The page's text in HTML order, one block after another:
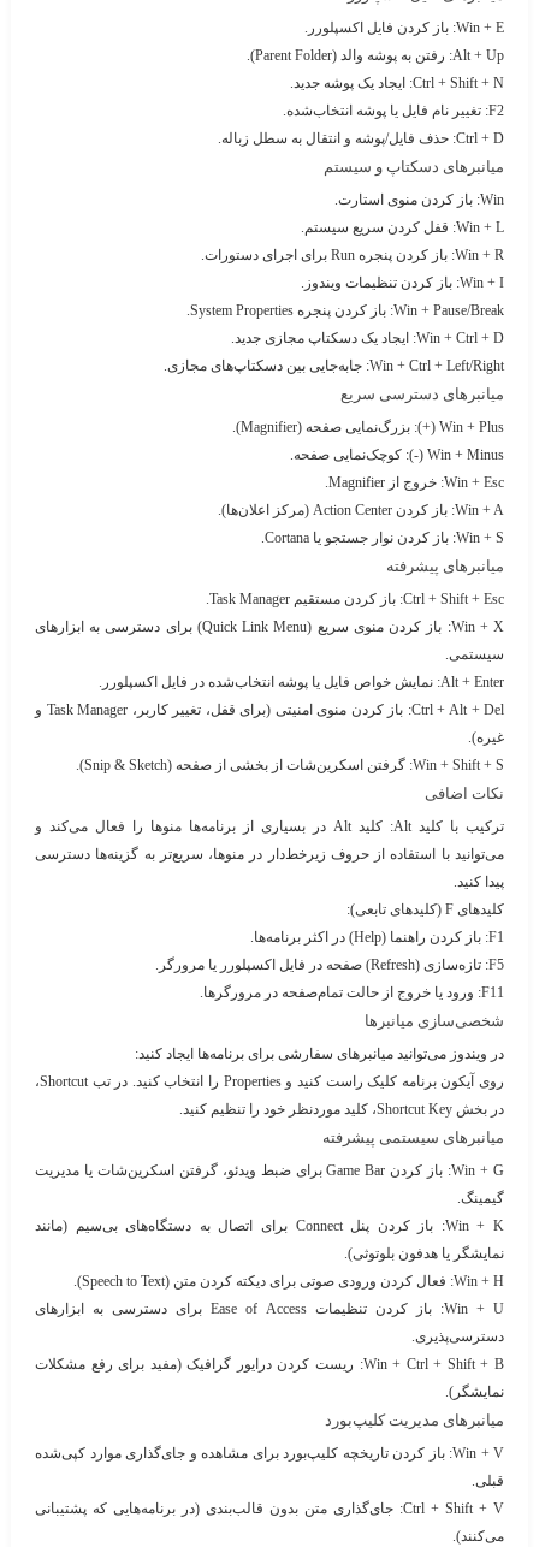
Win + E: باز کردن فایل اکسپلورر.
Alt + Up: رفتن به پوشه والد (Parent Folder).
Ctrl + Shift + N: ایجاد یک پوشه جدید.
F2: تغییر نام فایل یا پوشه انتخاب‌شده.
Ctrl + D: حذف فایل/پوشه و انتقال به سطل زباله.
میانبرهای دسکتاپ و سیستم
Win: باز کردن منوی استارت.
Win + L: قفل کردن سریع سیستم.
Win + R: باز کردن پنجره Run برای اجرای دستورات.
Win + I: باز کردن تنظیمات ویندوز.
Win + Pause/Break: باز کردن پنجره System Properties.
Win + Ctrl + D: ایجاد یک دسکتاپ مجازی جدید.
Win + Ctrl + Left/Right: جابه‌جایی بین دسکتاپ‌های مجازی.
میانبرهای دسترسی سریع
Win + Plus (+)
: بزرگ‌نمایی صفحه (Magnifier).
Win + Minus (-)
: کوچک‌نمایی صفحه.
Win + Esc: خروج از Magnifier.
Win + A: باز کردن Action Center (مرکز اعلان‌ها).
Win + S: باز کردن نوار جستجو یا Cortana.
میانبرهای پیشرفته
Ctrl + Shift + Esc: باز کردن مستقیم Task Manager.
Win + X
: باز کردن منوی سریع (Quick Link Menu) برای دسترسی به ابزارهای
سیستمی.
Alt + Enter: نمایش خواص فایل یا پوشه انتخاب‌شده در فایل اکسپلورر.
Ctrl + Alt + Del
: باز کردن منوی امنیتی (برای قفل، تغییر کاربر، Task Manager و
غیره).
Win + Shift + S: گرفتن اسکرین‌شات از بخشی از صفحه (Snip & Sketch).
نکات اضافی
ترکیب با کلید Alt
: کلید Alt در بسیاری از برنامه‌ها منوها را فعال می‌کند و
می‌توانید با استفاده از حروف زیرخط‌دار در منوها، سریع‌تر به گزینه‌ها دسترسی
پیدا کنید.
کلیدهای F (کلیدهای تابعی)
:
F1: باز کردن راهنما (Help) در اکثر برنامه‌ها.
F5: تازه‌سازی (Refresh) صفحه در فایل اکسپلورر یا مرورگر.
F11: ورود یا خروج از حالت تمام‌صفحه در مرورگرها.
شخصی‌سازی میانبرها
در ویندوز می‌توانید میانبرهای سفارشی برای برنامه‌ها ایجاد کنید:
روی آیکون برنامه کلیک راست کنید و Properties را انتخاب کنید. در تب Shortcut،
در بخش Shortcut Key، کلید موردنظر خود را تنظیم کنید.
میانبرهای سیستمی پیشرفته
Win + G
: باز کردن Game Bar برای ضبط ویدئو، گرفتن اسکرین‌شات یا مدیریت
گیمینگ.
Win + K
: باز کردن پنل Connect برای اتصال به دستگاه‌های بی‌سیم (مانند
نمایشگر یا هدفون بلوتوثی).
Win + H: فعال کردن ورودی صوتی برای دیکته کردن متن (Speech to Text).
Win + U
: باز کردن تنظیمات Ease of Access برای دسترسی به ابزارهای
دسترسی‌پذیری.
Win + Ctrl + Shift + B: ریست کردن درایور گرافیک (مفید برای رفع مشکلات
نمایشگر).
میانبرهای مدیریت کلیپ‌بورد
Win + V: باز کردن تاریخچه کلیپ‌بورد برای مشاهده و جای‌گذاری موارد کپی‌شده
قبلی.
Ctrl + Shift + V: جای‌گذاری متن بدون قالب‌بندی (در برنامه‌هایی که پشتیبانی
می‌کنند).